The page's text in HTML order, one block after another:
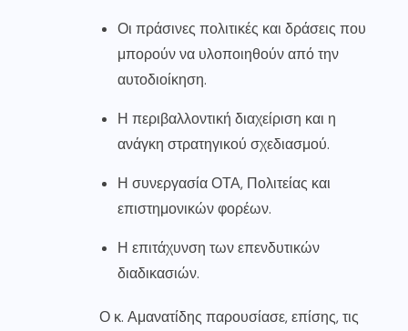
Οι πράσινες πολιτικές και δράσεις που
μπορούν να υλοποιηθούν από την
αυτοδιοίκηση.
Η περιβαλλοντική διαχείριση και η
ανάγκη στρατηγικού σχεδιασμού.
Η συνεργασία ΟΤΑ, Πολιτείας και
επιστημονικών φορέων.
Η επιτάχυνση των επενδυτικών
διαδικασιών.
Ο κ. Αμανατίδης παρουσίασε, επίσης, τις